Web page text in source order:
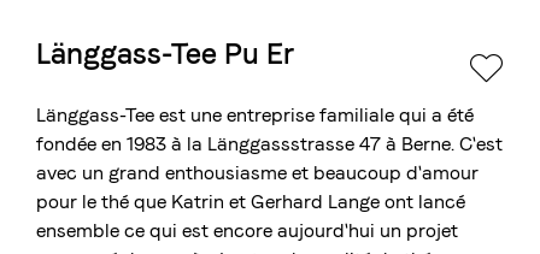
La torréfaction bernoise
Rösterei Kaffee und Bar
Blaser Trading
© 2026 Blasercafé AG DE
Länggass-Tee Pu Er
Länggass-Tee est une entreprise familiale qui a été
fondée en 1983 à la Länggassstrasse 47 à Berne. C'est
avec un grand enthousiasme et beaucoup d'amour
pour le thé que Katrin et Gerhard Lange ont lancé
ensemble ce qui est encore aujourd'hui un projet